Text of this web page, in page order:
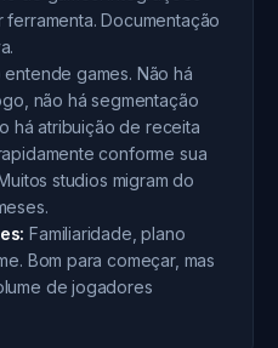
Documentação
games. Não há
não há segmentação
há atribuição de receita
conforme sua
studios migram do
Familiaridade, plano
Bom para começar, mas
de jogadores